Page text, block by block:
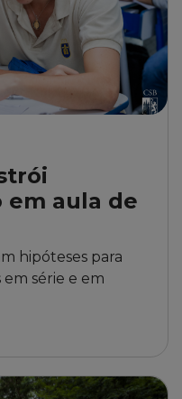
aula de
hipóteses para
série e em